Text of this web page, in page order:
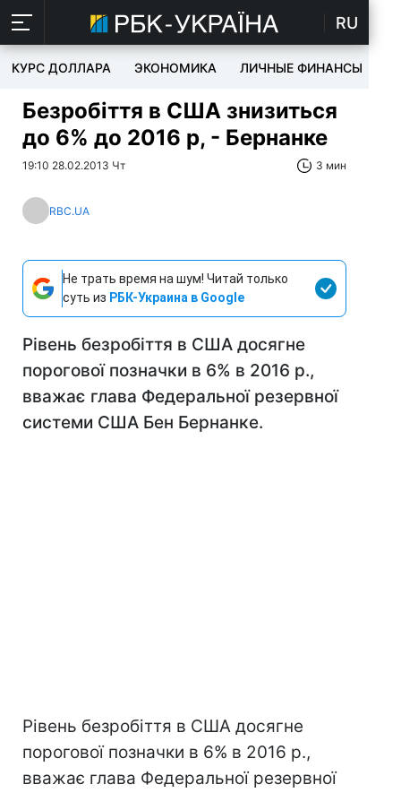
RU
КУРС ДОЛЛАРА ЭКОНОМИКА ЛИЧНЫЕ ФИНАНСЫ
Безробіття в США знизиться
до 6% до 2016 р, - Бернанке
19:10 28.02.2013 Чт 3 мин
RBC.UA
Не трать время на шум! Читай только
суть из РБК-Украина в Google
Рівень безробіття в США досягне
порогової позначки в 6% в 2016 р.,
вважає глава Федеральної резервної
системи США Бен Бернанке.
Рівень безробіття в США досягне
порогової позначки в 6% в 2016 р.,
вважає глава Федеральної резервної